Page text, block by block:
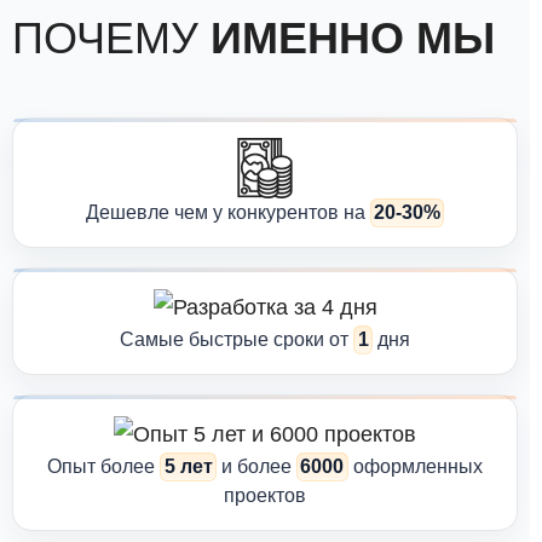
Строгих требований к списку разделов в РД на сегодня не
примеру, для здания не предусмотрена газификация.
Соответственно, в разделах ГСН и ГСВ нет необходимости.
Точный перечень пунктов приводится в задание на
проектирование.
Общие рекомендации по составу РД можно найти в
следующих пунктах:
П. 4 Постановления Правительства РФ от 16.02.2008
№ 87. Здесь идет речь о том, что РД состоит из
П. 4.2.1 ГОСТ Р 21.1101-2013. Согласно этому пункту,
РД тоже состоит из чертежей и прилагаемых
документов, список которых приведен в п. 4.2.6 того
же ГОСТа. К ним относят спецификации на изделия,
ПОЧЕМУ ИМЕННО МЫ
Дешевле чем у конкурентов на 20-30%
Самые быстрые сроки от 1 дня
Опыт более 5 лет и более 6000 оформленных
проектов